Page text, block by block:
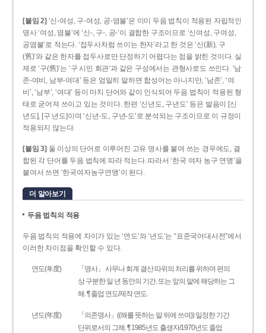
[붙임 2] ‘신-여성, 구-여성, 공-염불’은 이미 두음 법칙이 적용된 자립적인
명사 ‘여성, 염불’에 ‘신-, 구-, 공-’이 결합한 구조이므로 ‘신여성, 구여성,
공염불’로 적는다. ‘접두사처럼 쓰이는 한자’라고 한 것은 ‘신(新), 구
(舊)’와 같은 한자를 접두사로만 단정하기 어렵다는 점을 밝힌 것이다. 실
제로 ‘구(舊)’는 ‘구 시민 회관’과 같은 구성에서는 관형사로도 쓰인다. ‘남
존­-여비, 남부-­여대’ 등은 엄밀히 말하면 합성어는 아니지만, ‘남존’, ‘여
비’, ‘남부’, ‘여대’ 등이 마치 단어와 같이 인식되어 두음 법칙이 적용된 형
태로 굳어져 쓰이고 있는 것이다. 한편 ‘신년도, 구년도’ 등은 발음이 [신
년도], [구ː년도]이며 ‘신년­-도, 구년-­도’로 분석되는 구조이므로 이 규정이
적용되지 않는다.
[붙임 3] 둘 이상의 단어로 이루어진 고유 명사를 붙여 쓰는 경우에도, 결
합된 각 단어를 두음 법칙에 따라 적는다. 따라서 ‘한국 여자 농구 연맹’을
붙여서 쓰면 ‘한국여자농구연맹’이 된다.
더 알아보기
두음 법칙의 적용
두음 법칙의 적용에 차이가 있는 ‘연도’와 ‘년도’는 “표준국어대사전”에서
이러한 차이점을 확인할 수 있다.
연도(年度)
「명사」 사무나 회계 결산 따위의 처리를 위하여 편의
상 구분한 일 년 동안의 기간. 또는 앞의 말에 해당하는 그
해. ¶ 졸업 연도/제작 연도.
년도(年度)
「의존명사」((해를 뜻하는 말 뒤에 쓰여)) 일정한 기간
단위로서의 그해. ¶ 1985년도 출생자/1970년도 졸업